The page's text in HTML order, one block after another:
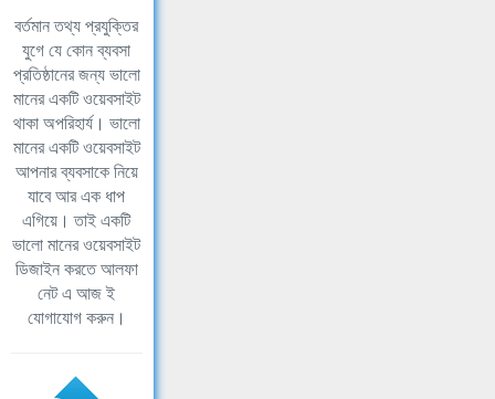
বর্তমান তথ্য প্রযুক্তির
যুগে যে কোন ব্যবসা
প্রতিষ্ঠানের জন্য ভালো
মানের একটি ওয়েবসাইট
থাকা অপরিহার্য। ভালো
মানের একটি ওয়েবসাইট
আপনার ব্যবসাকে নিয়ে
যাবে আর এক ধাপ
এগিয়ে। তাই একটি
ভালো মানের ওয়েবসাইট
ডিজাইন করতে আলফা
নেট এ আজ ই
যোগাযোগ করুন।